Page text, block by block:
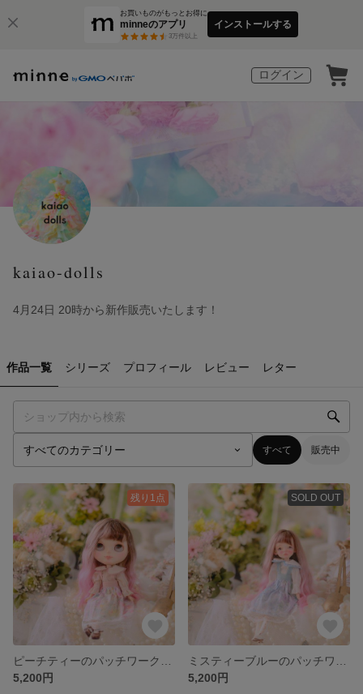
お買いものがもっとお得に
minneのアプリ
3万件以上
インストールする
ログイン
kaiao-dolls
4月24日 20時から新作販売いたします！
作品一覧 シリーズ プロフィール レビュー レター
すべて 販売中
残り1点
5,200円
SOLD OUT
5,200円